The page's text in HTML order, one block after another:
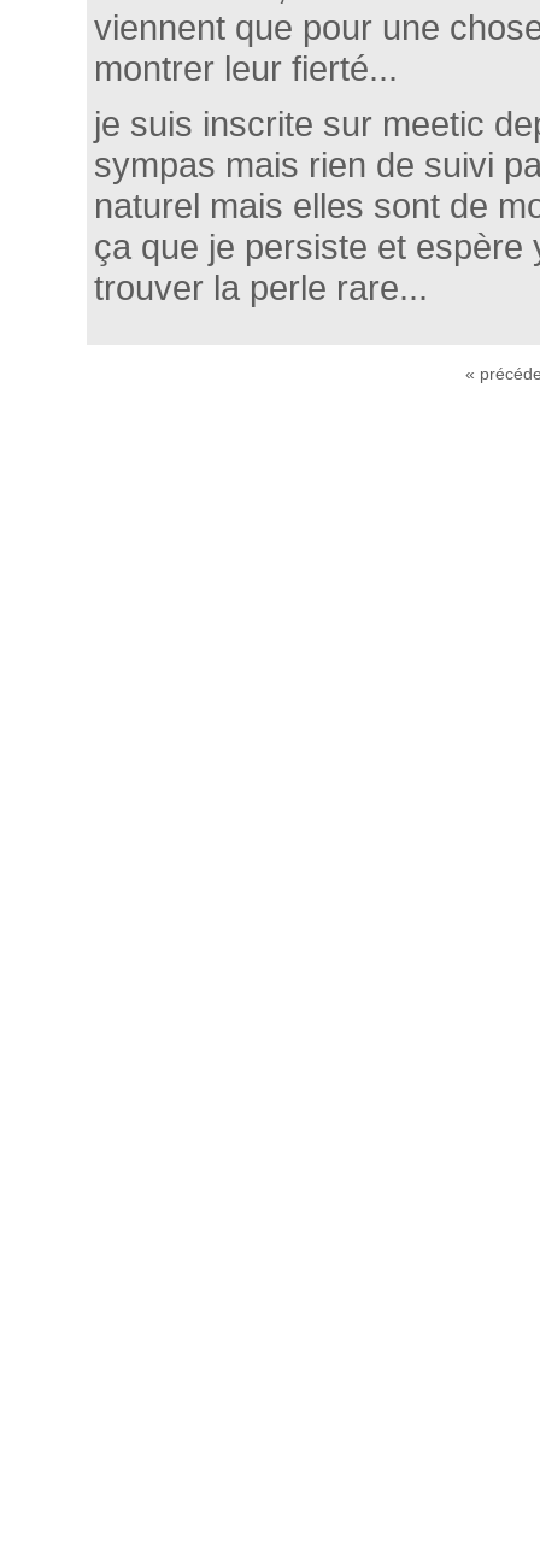
viennent que pour une
montrer leur fierté...
je suis inscrite sur meetic
sympas mais rien de suivi
naturel mais elles sont de
ça que je persiste et
trouver la perle rare...
«